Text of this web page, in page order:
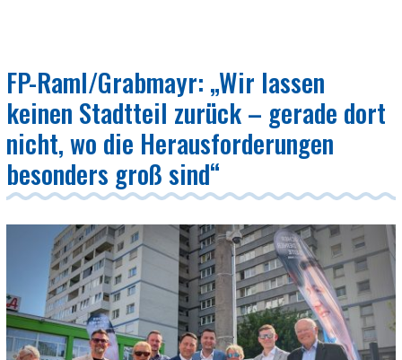
FP-Raml/Grabmayr: „Wir lassen
keinen Stadtteil zurück – gerade dort
nicht, wo die Herausforderungen
besonders groß sind“